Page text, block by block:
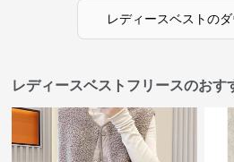
レディースベストの
レディースベストフリースのおす